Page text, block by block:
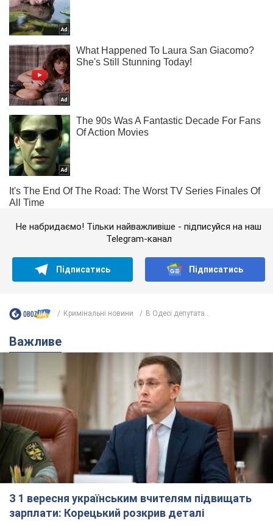
Не набридаємо! Тільки найважливіше - підписуйся на наш
Telegram-канал
Підписатись Підписатись
Кримінальні новини В Одесі депутата...
Важливе
З 1 вересня українським вчителям підвищать
зарплати: Корецький розкрив деталі